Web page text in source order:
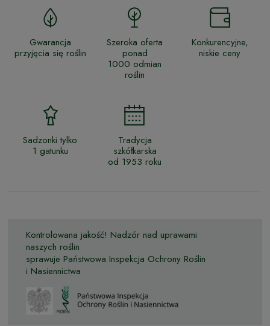
Gwarancja
przyjęcia się roślin
Szeroka oferta
ponad
1000 odmian
roślin
Konkurencyjne,
niskie ceny
Sadzonki tylko
1 gatunku
Tradycja
szkółkarska
od 1953 roku
Kontrolowana jakość! Nadzór nad uprawami
naszych roślin
sprawuje Państwowa Inspekcja Ochrony Roślin
i Nasiennictwa